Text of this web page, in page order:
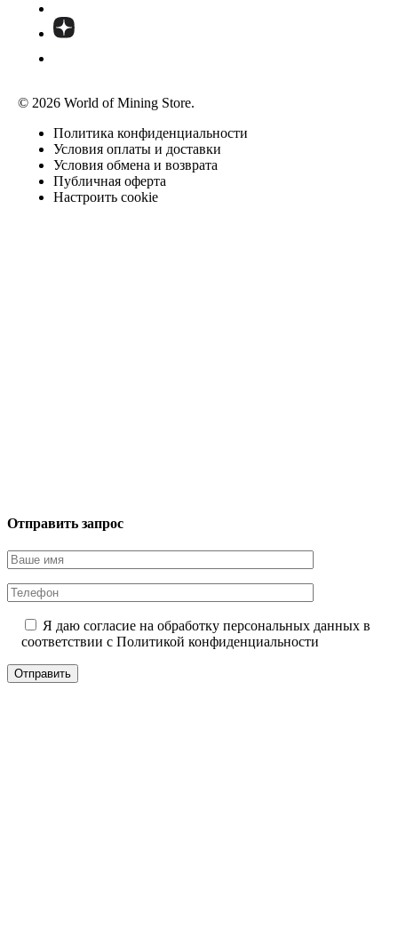
© 2026 World of Mining Store.
Политика конфиденциальности
Условия оплаты и доставки
Условия обмена и возврата
Публичная оферта
Настроить cookie
Отправить запрос
Я даю согласие на обработку персональных данных в
соответствии с Политикой конфиденциальности